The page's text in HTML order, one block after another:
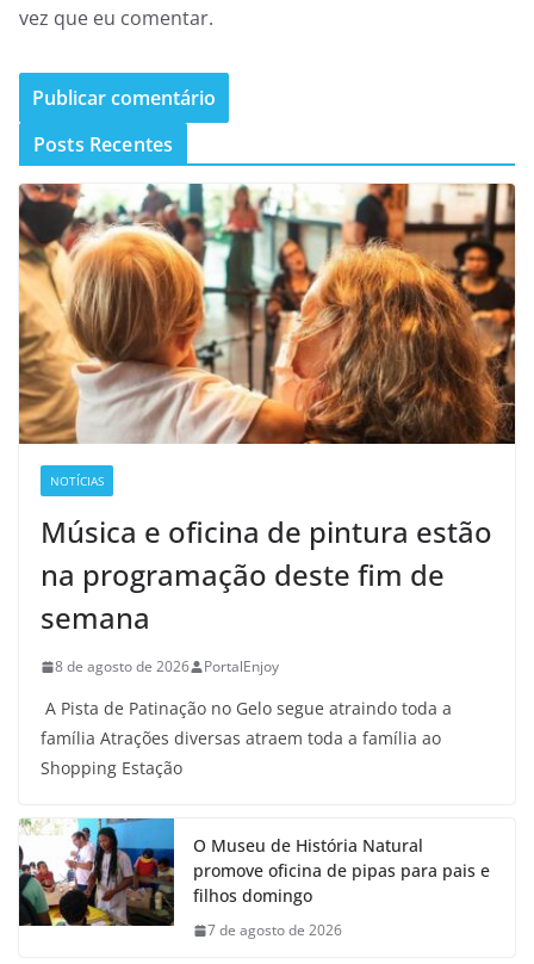
vez que eu comentar.
Posts Recentes
NOTÍCIAS
Música e oficina de pintura estão
na programação deste fim de
semana
8 de agosto de 2026 PortalEnjoy
A Pista de Patinação no Gelo segue atraindo toda a
família Atrações diversas atraem toda a família ao
Shopping Estação
O Museu de História Natural
promove oficina de pipas para pais e
filhos domingo
7 de agosto de 2026